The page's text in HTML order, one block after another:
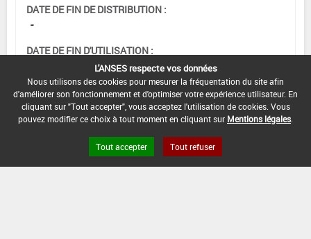
DATE DE FIN DE DISTRIBUTION :
-
DATE DE FIN D'UTILISATION :
L'ANSES respecte vos données
Nous utilisons des cookies pour mesurer la fréquentation du site afin
d'améliorer son fonctionnement et d'optimiser votre expérience utilisateur. En
cliquant sur "Tout accepter", vous acceptez l'utilisation de cookies. Vous
pouvez modifier ce choix à tout moment en cliquant sur Mentions légales
Tout accepter Tout refuser